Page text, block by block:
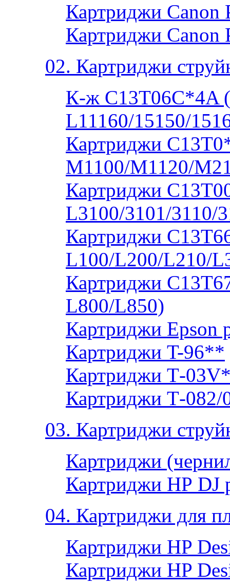
Картриджи Canon
Картриджи Canon
02. Картриджи
К-ж
L11160/15150/
Картриджи
M1100/M1120/
Картриджи
L3100/3101/3110/
Картриджи
L100/L200/L210/
Картриджи
L800/L850)
Картриджи Epson
Картриджи T-96**
Картриджи Т-
Картриджи Т-
03. Картриджи
Картриджи
Картриджи НР DJ
04. Картриджи для
Картриджи HP
Картриджи HP